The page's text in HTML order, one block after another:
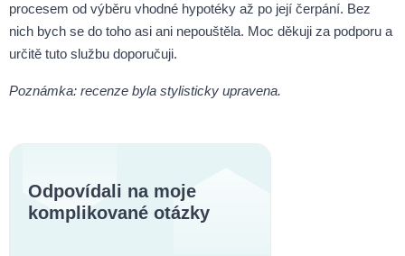
procesem od výběru vhodné hypotéky až po její čerpání. Bez
nich bych se do toho asi ani nepouštěla. Moc děkuji za podporu a
určitě tuto službu doporučuji.
Poznámka: recenze byla stylisticky upravena.
Odpovídali na moje
komplikované otázky